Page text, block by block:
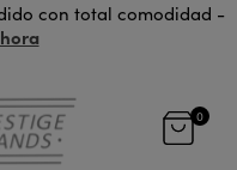
con total comodidad -
0